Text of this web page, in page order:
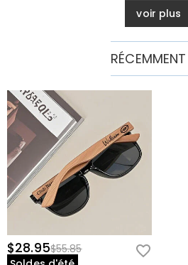
voir plus
$28.95$55.85